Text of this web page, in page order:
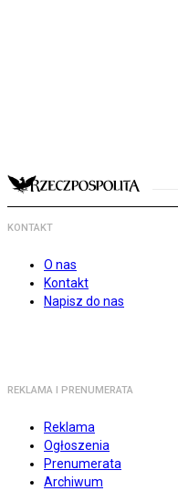
KONTAKT
O nas
Kontakt
Napisz do nas
REKLAMA I PRENUMERATA
Reklama
Ogłoszenia
Prenumerata
Archiwum